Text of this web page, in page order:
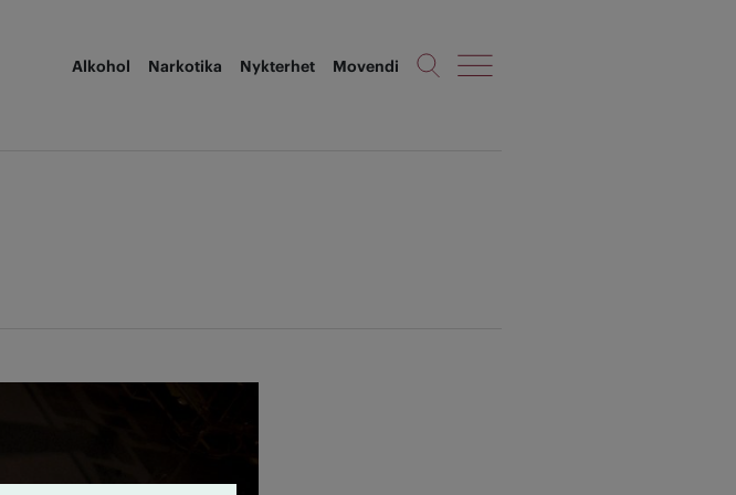
Alkohol Narkotika Nykterhet Movendi